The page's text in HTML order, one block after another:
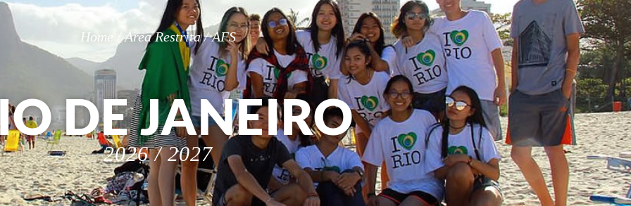
Home / Área Restrita / AFS
DE JANEIRO
2026 / 2027